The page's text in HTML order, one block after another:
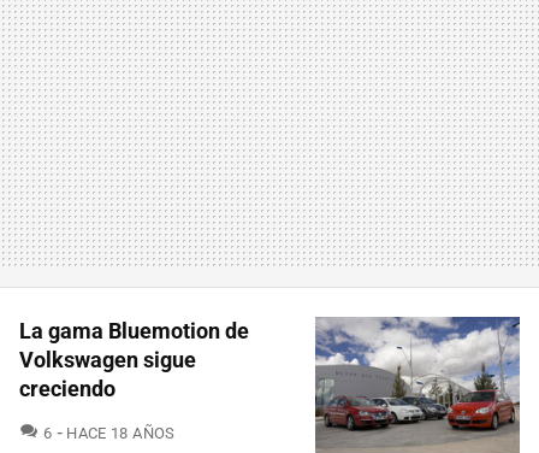
La gama Bluemotion de
Volkswagen sigue
creciendo
6 COMENTARIOS
HACE 18 AÑOS